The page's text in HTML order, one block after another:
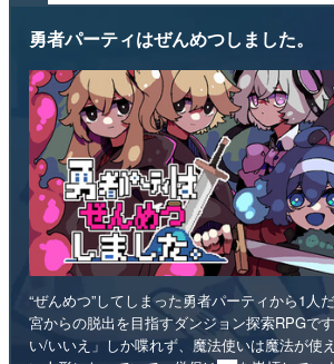
勇者パーティはぜんめつしました。
“ぜんめつ”してしまった勇者パーティから1人
宮からの脱出を目指すダンジョン探索RPGで
い/いいえ」しか喋れず、魔法使いは魔法が使